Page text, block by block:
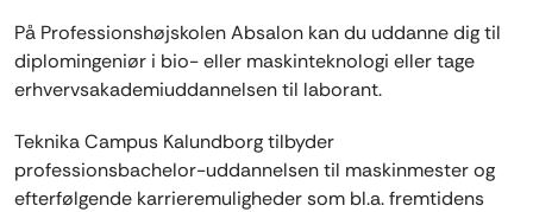
På Professionshøjskolen Absalon kan du uddanne dig til
diplomingeniør i bio- eller maskinteknologi eller tage
erhvervsakademiuddannelsen til laborant.
Teknika Campus Kalundborg tilbyder
professionsbachelor-uddannelsen til maskinmester og
efterfølgende karrieremuligheder som bl.a. fremtidens